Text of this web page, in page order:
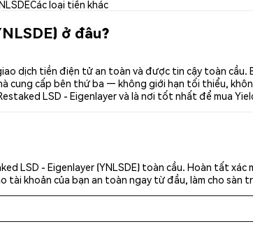
Các loại tiền khác
ở đâu?
dịch tiền điện tử an toàn và được tin cậy toàn
cấp bên thứ ba — không giới hạn tối thiểu,
LSD - Eigenlayer và là nơi tốt nhất để mua
LSD - Eigenlayer (YNLSDE) toàn cầu. Hoàn tất xác
tài khoản của bạn an toàn ngay từ đầu, làm cho sàn